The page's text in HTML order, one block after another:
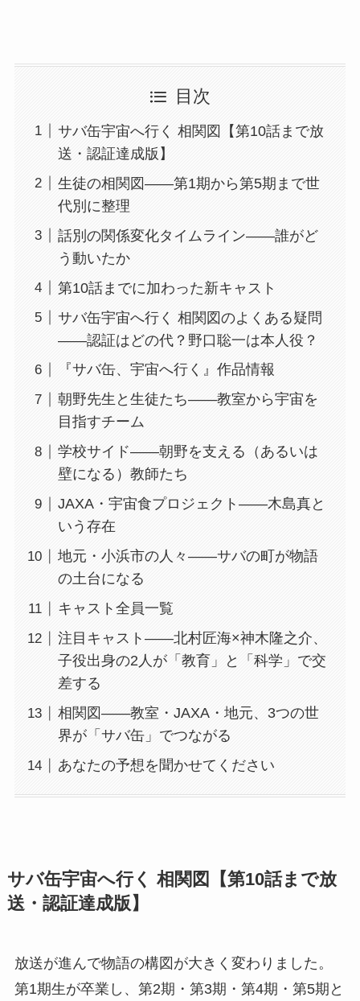
目次
サバ缶宇宙へ行く 相関図【第10話まで放
送・認証達成版】
生徒の相関図——第1期から第5期まで世
代別に整理
話別の関係変化タイムライン——誰がど
う動いたか
第10話までに加わった新キャスト
サバ缶宇宙へ行く 相関図のよくある疑問
——認証はどの代？野口聡一は本人役？
『サバ缶、宇宙へ行く』作品情報
朝野先生と生徒たち——教室から宇宙を
目指すチーム
学校サイド——朝野を支える（あるいは
壁になる）教師たち
JAXA・宇宙食プロジェクト——木島真と
いう存在
地元・小浜市の人々——サバの町が物語
の土台になる
キャスト全員一覧
注目キャスト——北村匠海×神木隆之介、
子役出身の2人が「教育」と「科学」で交
差する
相関図——教室・JAXA・地元、3つの世
界が「サバ缶」でつながる
あなたの予想を聞かせてください
サバ缶宇宙へ行く 相関図【第10話まで放
送・認証達成版】
放送が進んで物語の構図が大きく変わりました。
第1期生が卒業し、第2期・第3期・第4期・第5期と